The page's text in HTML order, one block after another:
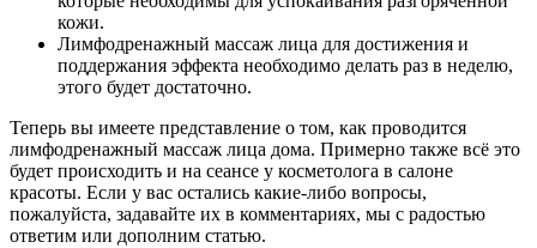
кожи.
Лимфодренажный массаж лица для достижения и
поддержания эффекта необходимо делать раз в неделю,
этого будет достаточно.
Теперь вы имеете представление о том, как проводится
лимфодренажный массаж лица дома. Примерно также всё это
будет происходить и на сеансе у косметолога в салоне
красоты. Если у вас остались какие-либо вопросы,
пожалуйста, задавайте их в комментариях, мы с радостью
ответим или дополним статью.